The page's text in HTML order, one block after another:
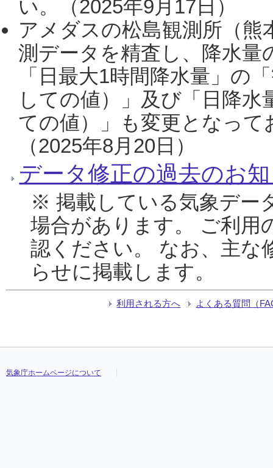
い。（2025年9月17日）
アメダスの松島観測所（熊
測データを精査し、降水
「日最大1時間降水量」の
しての値）」及び「日降
ての値）」も変更となっ
（2025年8月20日）
データ修正の過去のお
※ 掲載している気象デー
場合があります。 ご利用
認ください。 なお、主な
らせに掲載します。
利用される方へ よくある質問（
気象庁ホームページについて